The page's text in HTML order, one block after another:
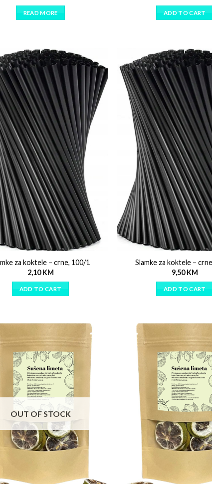
READ MORE ADD TO CART
za koktele – crne, 100/1
2,10KM
ADD TO CART
Slamke za koktele –
9,50KM
ADD TO CART
OUT OF STOCK